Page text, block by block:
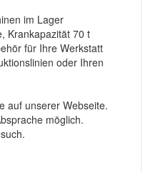
im Lager
Krankapazität 70 t
für Ihre Werkstatt
oder Ihren
auf unserer Webseite.
möglich.